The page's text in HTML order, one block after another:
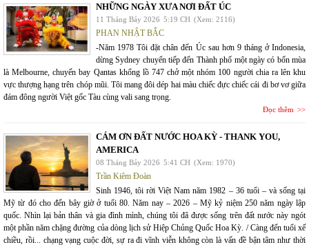
NHỮNG NGÀY XƯA NƠI ĐẤT ÚC
11 Tháng Bảy 2026 5:19 CH (Xem: 2116)
PHAN NHẬT BẮC
-Năm 1978 Tôi đặt chân đến Úc sau hơn 9 tháng ở Indonesia,
dừng Sydney chuyển tiếp đến Thành phố một ngày có bốn mùa
là Melbourne, chuyến bay Qantas khổng lồ 747 chở một nhóm 100 người chia ra lên khu
vực thượng hạng trên chóp mũi. Tôi mang đôi dép hai màu chiếc đực chiếc cái đi bơ vơ giữa
đám đông người Việt gốc Tàu cùng vali sang trọng.
Đọc thêm
CÁM ƠN ĐẤT NƯỚC HOA KỲ - THANK YOU,
AMERICA
08 Tháng Bảy 2026 5:41 CH (Xem: 1970)
Trần Kiêm Đoàn
Sinh 1946, tôi rời Việt Nam năm 1982 – 36 tuổi – và sống tại
Mỹ từ đó cho đến bây giờ ở tuổi 80. Năm nay – 2026 – Mỹ kỷ niệm 250 năm ngày lập
quốc. Nhìn lại bản thân và gia đình mình, chúng tôi đã được sống trên đất nước này ngót
một phần năm chặng đường của dòng lịch sử Hiệp Chủng Quốc Hoa Kỳ. / Càng đến tuổi xế
chiều, rồi... chạng vạng cuộc đời, sự ra đi vĩnh viễn không còn là vấn đề bận tâm như thời